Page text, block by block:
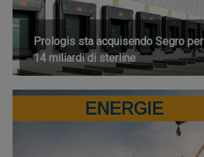
Prologis sta acquisendo Segro per
14 miliardi di sterline
ENERGIE